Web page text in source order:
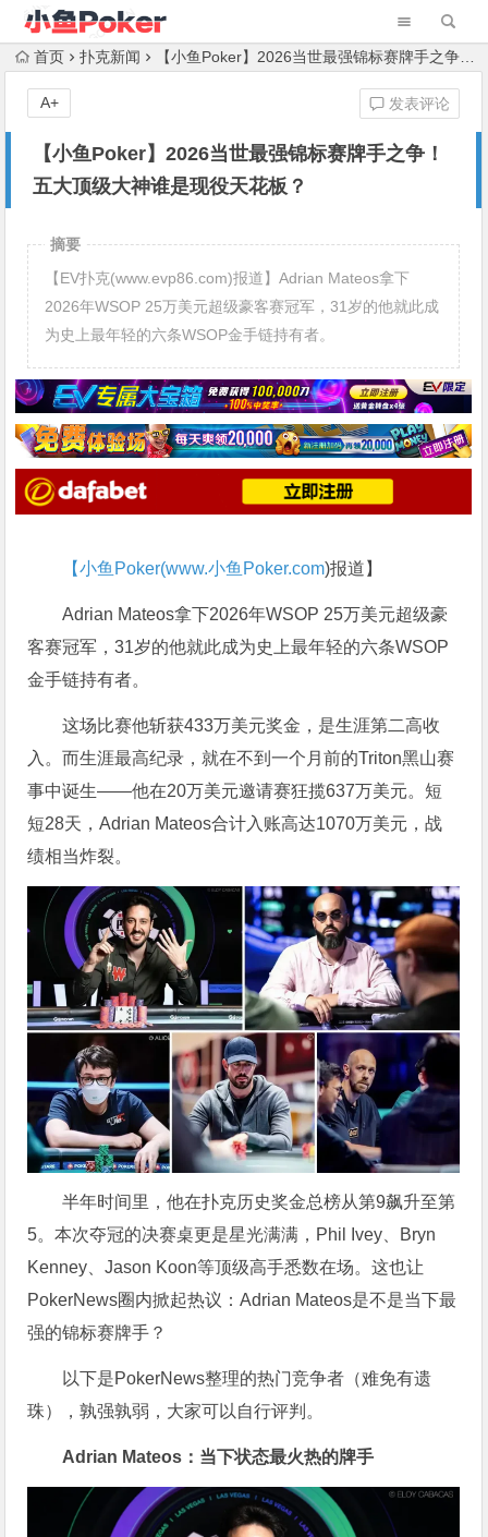
首页 扑克新闻 【小鱼Poker】2026当世最强锦标赛牌手之争！五大顶级大神谁是现役天花板？
【小鱼Poker】2026当世最强锦标赛牌手之争！
五大顶级大神谁是现役天花板？
发表评论
A+
摘要
【EV扑克(www.evp86.com)报道】Adrian Mateos拿下
2026年WSOP 25万美元超级豪客赛冠军，31岁的他就此成
为史上最年轻的六条WSOP金手链持有者。
【小鱼Poker(www.小鱼Poker.com)报道】
Adrian Mateos拿下2026年WSOP 25万美元超级豪
客赛冠军，31岁的他就此成为史上最年轻的六条WSOP
金手链持有者。
这场比赛他斩获433万美元奖金，是生涯第二高收
入。而生涯最高纪录，就在不到一个月前的Triton黑山赛
事中诞生——他在20万美元邀请赛狂揽637万美元。短
短28天，Adrian Mateos合计入账高达1070万美元，战
绩相当炸裂。
半年时间里，他在扑克历史奖金总榜从第9飙升至第
5。本次夺冠的决赛桌更是星光满满，Phil Ivey、Bryn
Kenney、Jason Koon等顶级高手悉数在场。这也让
PokerNews圈内掀起热议：Adrian Mateos是不是当下最
强的锦标赛牌手？
以下是PokerNews整理的热门竞争者（难免有遗
珠），孰强孰弱，大家可以自行评判。
Adrian Mateos：当下状态最火热的牌手